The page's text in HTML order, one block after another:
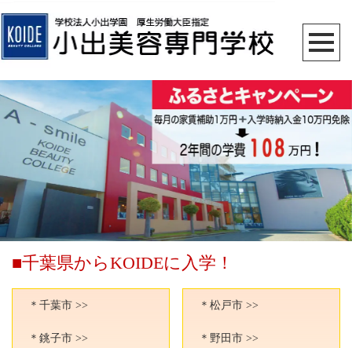
■千葉県からKOIDEに入学！
＊千葉市 >>
＊銚子市 >>
＊松戸市 >>
＊野田市 >>